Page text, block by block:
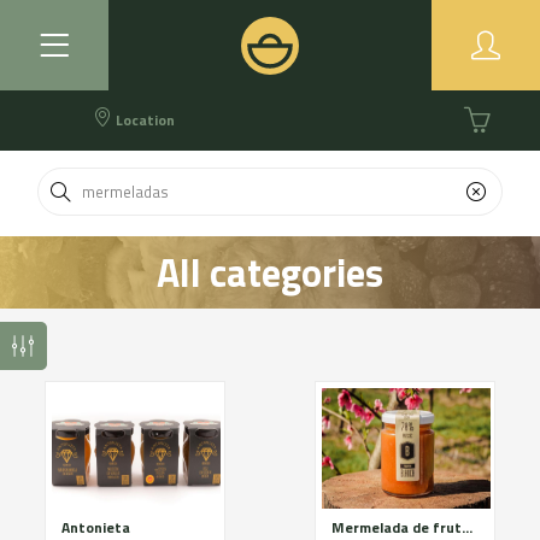
Location
All categories
Antonieta
Mermelada de fruta y verduras